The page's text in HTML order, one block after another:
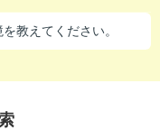
教えてください。